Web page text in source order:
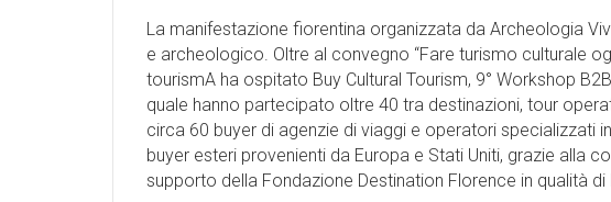
La manifestazione fiorentina organizzata da Archeologia
e archeologico. Oltre al convegno “Fare turismo culturale
tourismA ha ospitato Buy Cultural Tourism, 9° Workshop
quale hanno partecipato oltre 40 tra destinazioni, tour
circa 60 buyer di agenzie di viaggi e operatori specializzati
buyer esteri provenienti da Europa e Stati Uniti, grazie alla
supporto della Fondazione Destination Florence in qualità di